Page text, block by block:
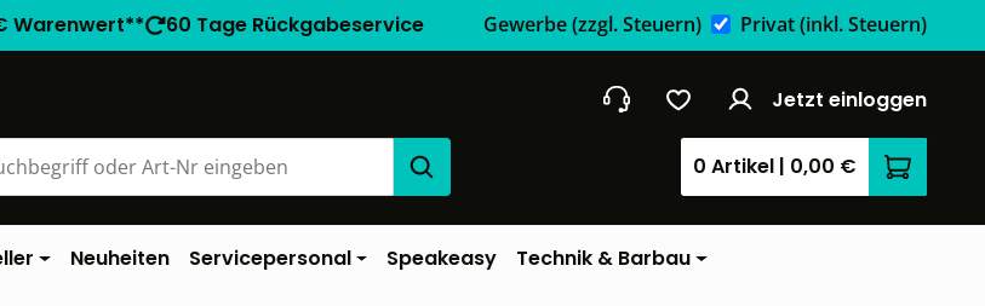
Warenwert** 60 Tage Rückgabeservice Gewerbe(zzgl. Steuern) Privat(inkl. Steuern)
Jetzt einloggen
0 Artikel | 0,00 €
Neuheiten Servicepersonal Speakeasy Technik & Barbau